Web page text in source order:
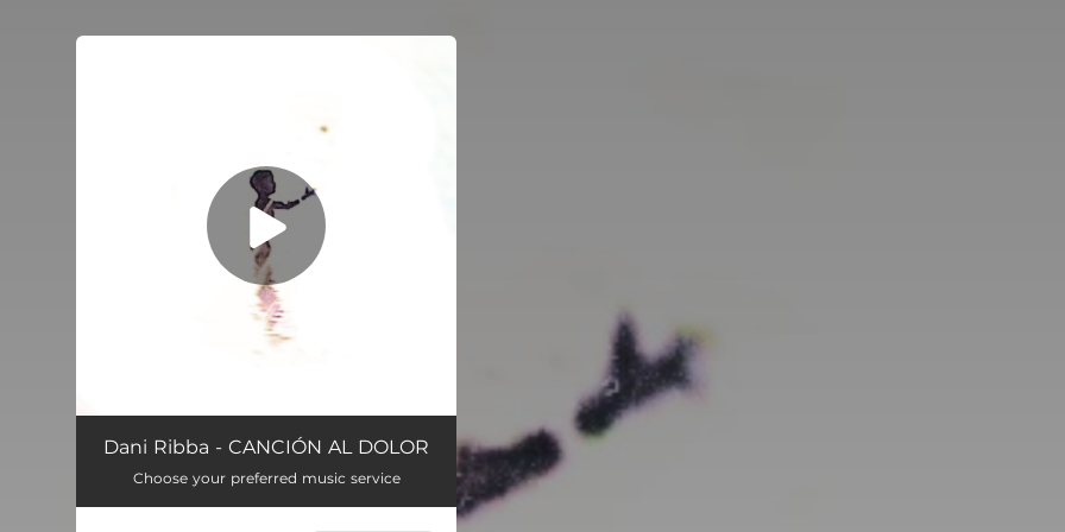
CANCIÓN AL DOLOR 02:21
Dani Ribba - CANCIÓN AL DOLOR
Choose your preferred music service